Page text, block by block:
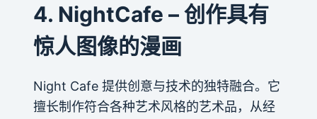
4. NightCafe – 创作具有
惊人图像的漫画
Night Cafe 提供创意与技术的独特融合。它
擅长制作符合各种艺术风格的艺术品，从经